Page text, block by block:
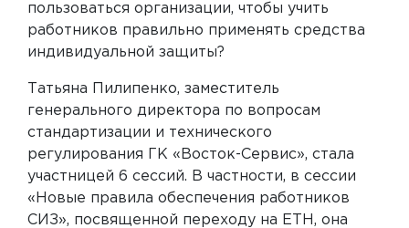
пользоваться организации, чтобы учить
работников правильно применять средства
индивидуальной защиты?
Татьяна Пилипенко, заместитель
генерального директора по вопросам
стандартизации и технического
регулирования ГК «Восток-Сервис», стала
участницей 6 сессий. В частности, в сессии
«Новые правила обеспечения работников
СИЗ», посвященной переходу на ЕТН, она